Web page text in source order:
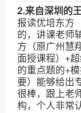
2.来自深圳的王
报读优培东方
的，讲课老师
方（原广州慧
面授课程）+
的重点题的+
要）能够给出
很棒，跟上老
构，个人非常